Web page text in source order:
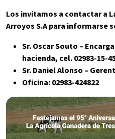
Los invitamos a contactar a
Arroyos S.A para informarse
Sr. Oscar Souto –
hacienda, cel. 02983-15-
Sr. Daniel Alonso –
Oficina: 02983-424822